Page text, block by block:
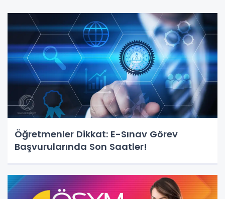
Öğretmenler Dikkat: E-Sınav Görev
Başvurularında Son Saatler!